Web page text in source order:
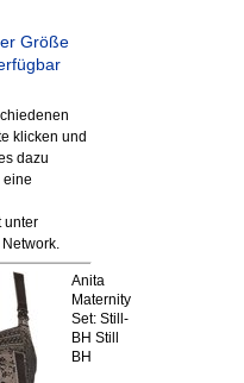
Größe
klicken und
dazu
eine
unter
Anita
Maternity
Set: Still-
BH Still
BH